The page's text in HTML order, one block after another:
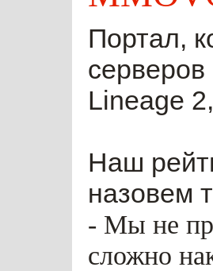
Портал,
Lineage
Наш
назовем
- Мы не
сложно